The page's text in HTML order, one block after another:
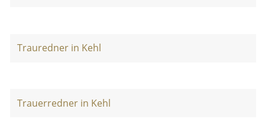
Trauredner in Kehl
Trauerredner in Kehl